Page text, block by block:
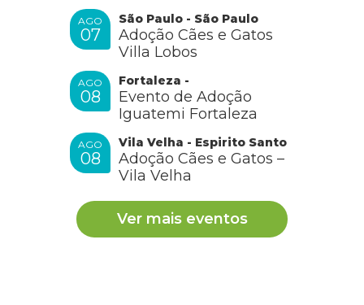
AGO
07
São Paulo - São Paulo
Adoção Cães e Gatos
Villa Lobos
AGO
08
Fortaleza -
Evento de Adoção
Iguatemi Fortaleza
AGO
08
Vila Velha - Espirito Santo
Adoção Cães e Gatos –
Vila Velha
Ver mais eventos